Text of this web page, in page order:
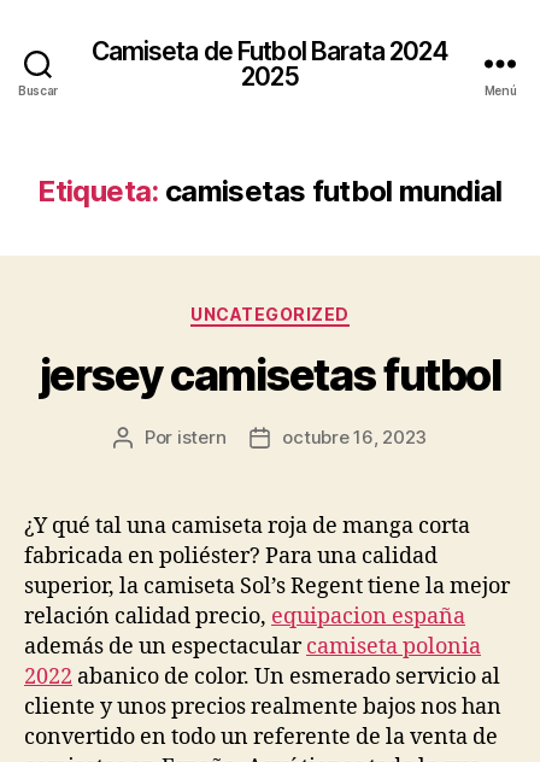
Buscar
Camiseta de Futbol Barata 2024
2025
Menú
Etiqueta: camisetas futbol mundial
Categorías
UNCATEGORIZED
jersey camisetas futbol
Autor
entrada
Por istern
Fecha
entrada
octubre 16, 2023
¿Y qué tal una camiseta roja de manga corta
fabricada en poliéster? Para una calidad
superior, la camiseta Sol’s Regent tiene la mejor
relación calidad precio, equipacion españa
además de un espectacularcamiseta polonia
2022 abanico de color. Un esmerado servicio al
cliente y unos precios realmente bajos nos han
convertido en todo un referente de la venta de